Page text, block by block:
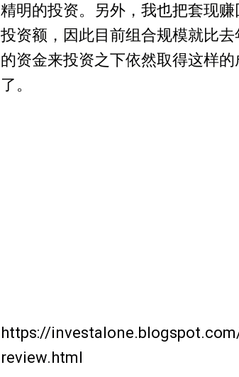
精明的投资。另外，我也把套现
投资额，因此目前组合规模就比
的资金来投资之下依然取得这样
了。
https://
review.html